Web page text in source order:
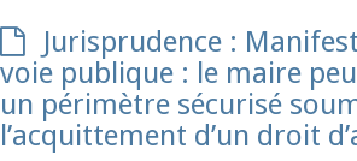
Jurisprudence :
voie publique : le maire
un périmètre sécurisé
l’acquittement d’un droit